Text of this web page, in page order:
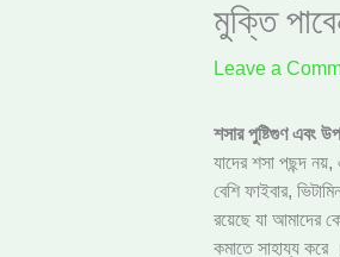
মুক্তি
Leave a
শসার পুষ্টিগুণ এবং
যাদের শসা পছন্দ নয়,
বেশি ফাইবার,
রয়েছে যা আমাদের
কমাতে সাহায্য করে